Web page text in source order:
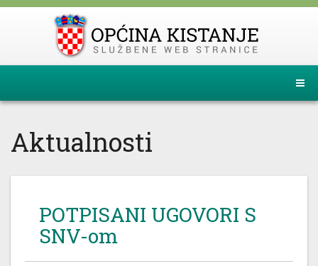
Aktualnosti
POTPISANI UGOVORI S
SNV-om